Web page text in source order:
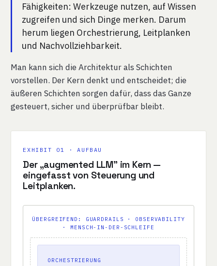
Fähigkeiten: Werkzeuge nutzen, auf Wissen
zugreifen und sich Dinge merken. Darum
herum liegen Orchestrierung, Leitplanken
und Nachvollziehbarkeit.
Man kann sich die Architektur als Schichten
vorstellen. Der Kern denkt und entscheidet; die
äußeren Schichten sorgen dafür, dass das Ganze
gesteuert, sicher und überprüfbar bleibt.
EXHIBIT 01 · AUFBAU
Der „augmented LLM" im Kern —
eingefasst von Steuerung und
Leitplanken.
ÜBERGREIFEND: GUARDRAILS · OBSERVABILITY
· MENSCH-IN-DER-SCHLEIFE
ORCHESTRIERUNG